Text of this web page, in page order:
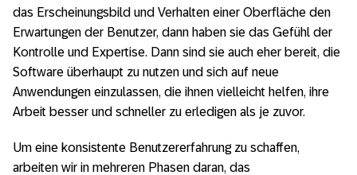
das Erscheinungsbild und Verhalten einer Oberfläche den
Erwartungen der Benutzer, dann haben sie das Gefühl der
Kontrolle und Expertise. Dann sind sie auch eher bereit, die
Software überhaupt zu nutzen und sich auf neue
Anwendungen einzulassen, die ihnen vielleicht helfen, ihre
Arbeit besser und schneller zu erledigen als je zuvor.
Um eine konsistente Benutzererfahrung zu schaffen,
arbeiten wir in mehreren Phasen daran, das